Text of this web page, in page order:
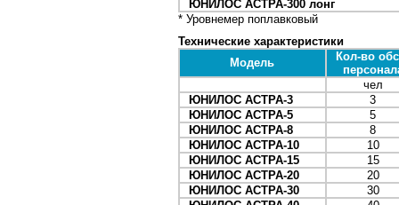
ЮНИЛОС АСТРА-300 лонг
* Уровнемер поплавковый
Технические характеристики
Модель
Кол-во
чел
ЮНИЛОС АСТРА-3
3
ЮНИЛОС АСТРА-5
5
ЮНИЛОС АСТРА-8
8
ЮНИЛОС АСТРА-10
10
ЮНИЛОС АСТРА-15
15
ЮНИЛОС АСТРА-20
20
ЮНИЛОС АСТРА-30
30